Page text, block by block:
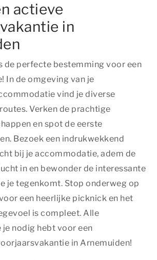
actieve
in
de perfecte bestemming voor een
In de omgeving van je
vind je diverse
Verken de prachtige
en spot de eerste
Bezoek een indrukwekkend
bij je accommodatie, adem de
in en bewonder de interessante
je tegenkomt. Stop onderweg op
een heerlijke picknick en het
is compleet. Alle
nodig hebt voor een
in Arnemuiden!